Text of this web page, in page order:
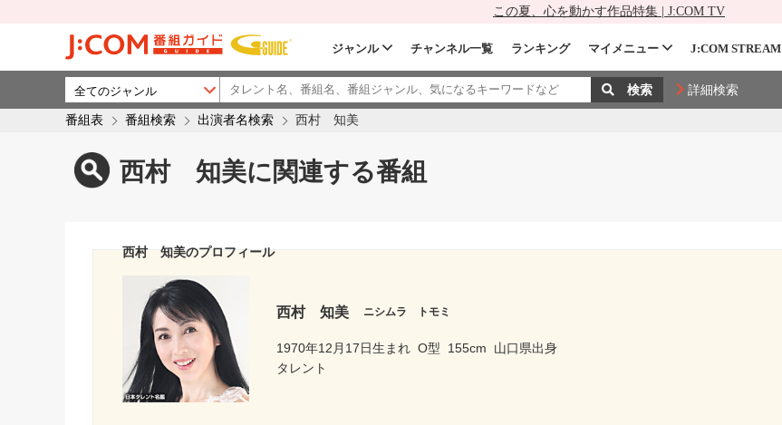
この夏、心を動かす作品特集 | J:COM TV
ジャンル チャンネル一覧 ランキング マイメニュー J:COM STREAM
詳細検索
番組表 番組検索 出演者名検索 西村 知美
西村 知美に関連する番組
西村 知美のプロフィール
西村 知美 ニシムラ トモミ
1970年12月17日生まれ O型 155cm
山口県出身
タレント